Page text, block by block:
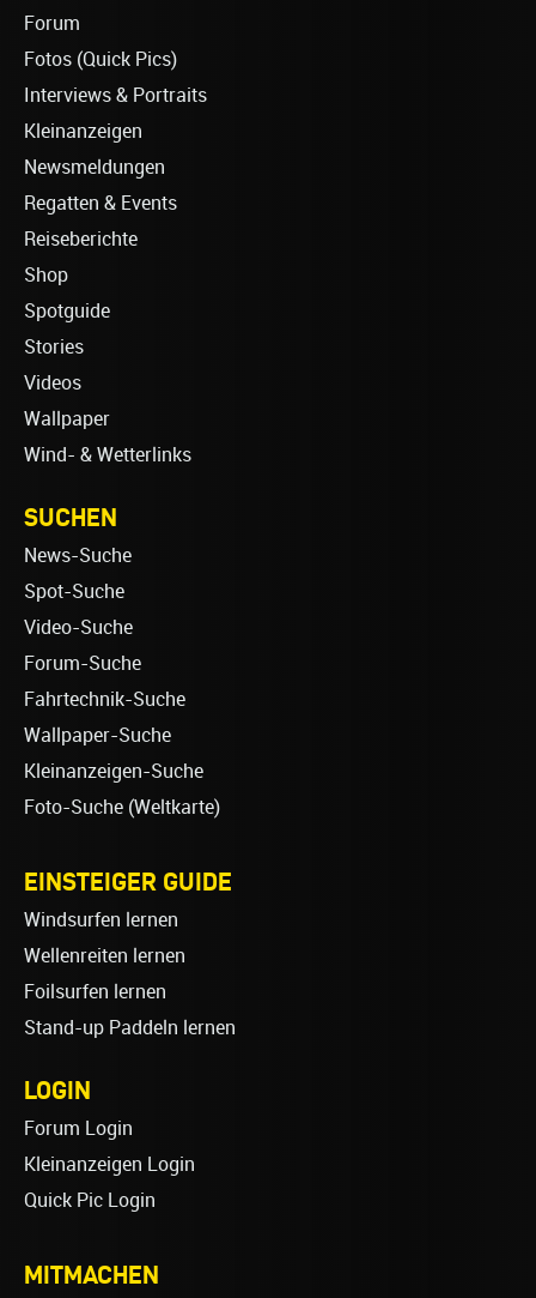
Forum
Fotos (Quick Pics)
Interviews & Portraits
Kleinanzeigen
Newsmeldungen
Regatten & Events
Reiseberichte
Shop
Spotguide
Stories
Videos
Wallpaper
Wind- & Wetterlinks
SUCHEN
News-Suche
Spot-Suche
Video-Suche
Forum-Suche
Fahrtechnik-Suche
Wallpaper-Suche
Kleinanzeigen-Suche
Foto-Suche (Weltkarte)
EINSTEIGER GUIDE
Windsurfen lernen
Wellenreiten lernen
Foilsurfen lernen
Stand-up Paddeln lernen
LOGIN
Forum Login
Kleinanzeigen Login
Quick Pic Login
MITMACHEN